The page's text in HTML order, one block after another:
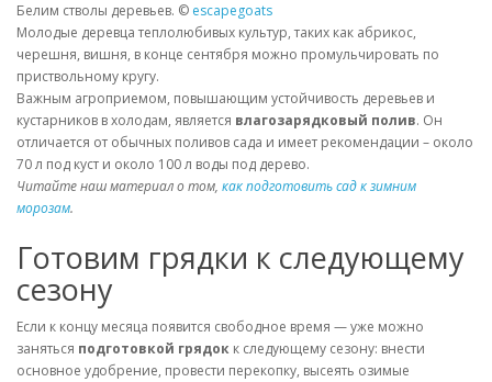
Белим стволы деревьев. © escapegoats
Молодые деревца теплолюбивых культур, таких как абрикос,
черешня, вишня, в конце сентября можно промульчировать по
приствольному кругу.
Важным агроприемом, повышающим устойчивость деревьев и
кустарников в холодам, является влагозарядковый полив. Он
отличается от обычных поливов сада и имеет рекомендации – около
70 л под куст и около 100 л воды под дерево.
Читайте наш материал о том, как подготовить сад к зимним
морозам.
Готовим грядки к следующему
сезону
Если к концу месяца появится свободное время — уже можно
заняться подготовкой грядок к следующему сезону: внести
основное удобрение, провести перекопку, высеять озимые